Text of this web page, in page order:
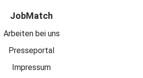
JobMatch
Arbeiten bei uns
Presseportal
Impressum